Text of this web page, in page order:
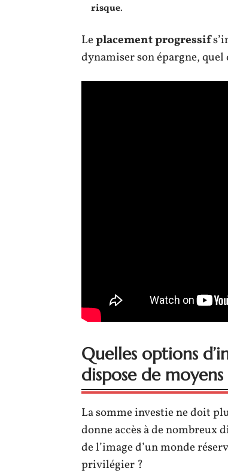
risque.
Leplacement progressif
dynamiser son épargne,
Quelles options
dispose de
La somme investie ne doit
donne accès à de nombreux
de l’image d’un monde
privilégier ?